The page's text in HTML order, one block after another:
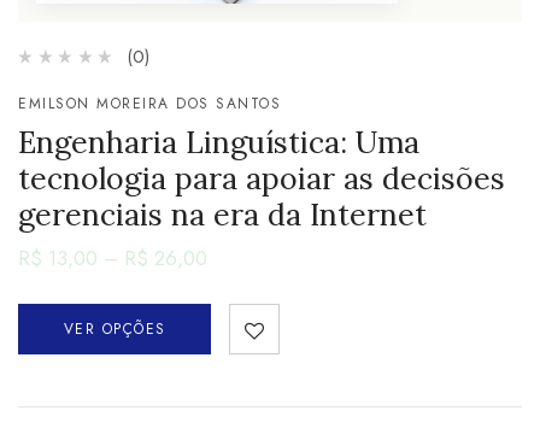
(0)
EMILSON MOREIRA DOS SANTOS
Engenharia Linguística: Uma
tecnologia para apoiar as decisões
gerenciais na era da Internet
R$ 13,00 – R$ 26,00
VER OPÇÕES